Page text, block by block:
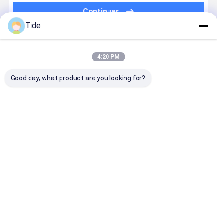
Échangeur de chaleur à plaque
Échangeur de chaleur
Continuer
Tide
4:20 PM
Good day, what product are you looking for?